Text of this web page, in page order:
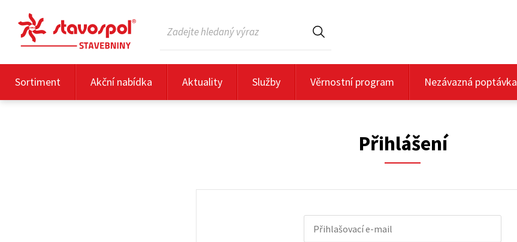
Sortiment Akční nabídka Aktuality Služby Věrnostní program Nezávazná poptávka
Přihlášení